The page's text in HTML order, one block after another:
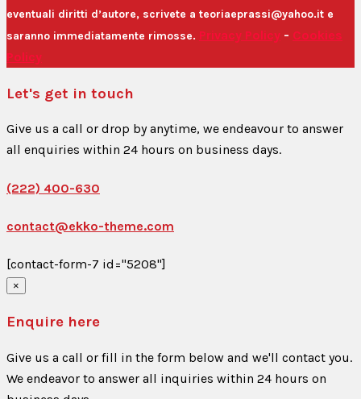
eventuali diritti d’autore, scrivete a teoriaeprassi@yahoo.it e
saranno immediatamente rimosse. Privacy Policy - Cookies
Policy
Let's get in touch
Give us a call or drop by anytime, we endeavour to answer
all enquiries within 24 hours on business days.
(222) 400-630
contact@ekko-theme.com
[contact-form-7 id="5208"]
×
Enquire here
Give us a call or fill in the form below and we'll contact you.
We endeavor to answer all inquiries within 24 hours on